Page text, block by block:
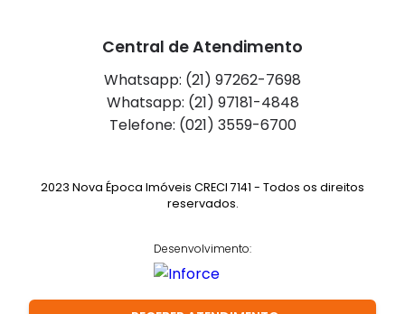
Central de Atendimento
Whatsapp: (21) 97262-7698
Whatsapp: (21) 97181-4848
Telefone: (021) 3559-6700
2023 Nova Época Imóveis CRECI 7141 - Todos os direitos
reservados.
Desenvolvimento: